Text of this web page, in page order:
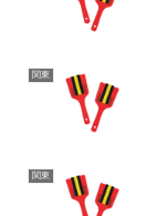
関東
関東